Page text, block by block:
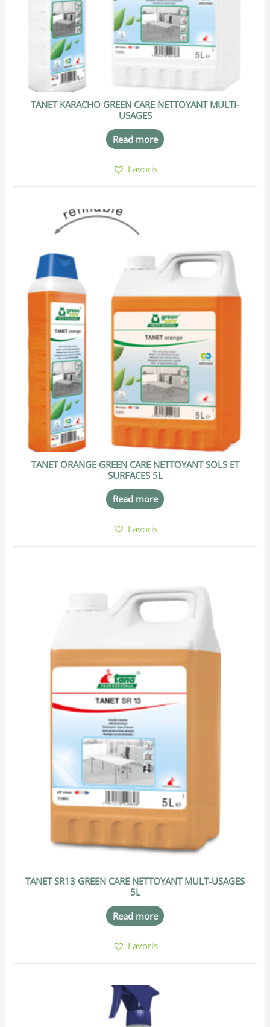
TANET KARACHO GREEN CARE NETTOYANT MULTI-
USAGES
Read more
Favoris
TANET ORANGE GREEN CARE NETTOYANT SOLS ET
SURFACES 5L
Read more
Favoris
TANET SR13 GREEN CARE NETTOYANT MULT-USAGES
5L
Read more
Favoris